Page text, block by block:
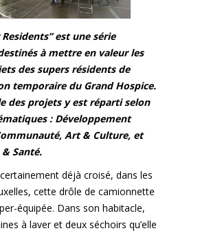
est une série
à mettre en valeur les
des supers résidents de
temporaire du Grand Hospice.
des projets y est réparti selon
: Développement
Art & Culture, et
Santé.
déjà croisé, dans les
cette drôle de camionnette
équipée. Dans son habitacle,
à laver et deux séchoirs qu’elle